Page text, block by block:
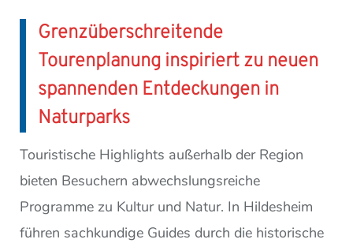
Grenzüberschreitende
Tourenplanung inspiriert zu neuen
spannenden Entdeckungen in
Naturparks
Touristische Highlights außerhalb der Region
bieten Besuchern abwechslungsreiche
Programme zu Kultur und Natur. In Hildesheim
führen sachkundige Guides durch die historische